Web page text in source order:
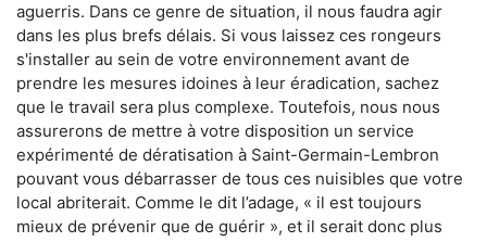
aguerris. Dans ce genre de situation, il nous faudra agir
dans les plus brefs délais. Si vous laissez ces rongeurs
s'installer au sein de votre environnement avant de
prendre les mesures idoines à leur éradication, sachez
que le travail sera plus complexe. Toutefois, nous nous
assurerons de mettre à votre disposition un service
expérimenté de dératisation à Saint-Germain-Lembron
pouvant vous débarrasser de tous ces nuisibles que votre
local abriterait. Comme le dit l’adage, « il est toujours
mieux de prévenir que de guérir », et il serait donc plus